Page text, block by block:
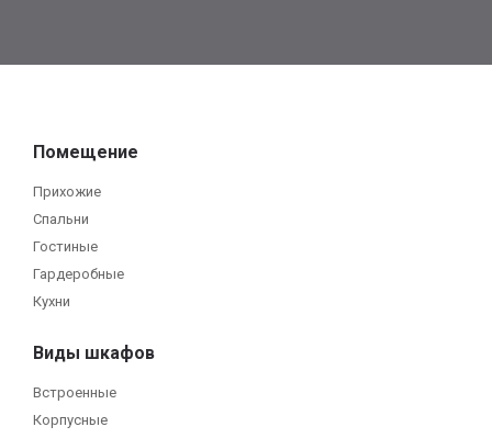
Помещение
Прихожие
Спальни
Гостиные
Гардеробные
Кухни
Виды шкафов
Встроенные
Корпусные